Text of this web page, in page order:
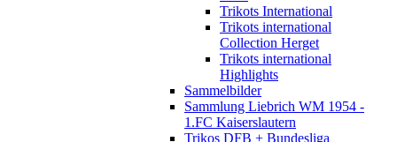
Trikots International
Trikots international
Collection Herget
Trikots international
Highlights
Sammelbilder
Sammlung Liebrich WM 1954 -
1.FC Kaiserslautern
Trikos DFB + Bundesliga